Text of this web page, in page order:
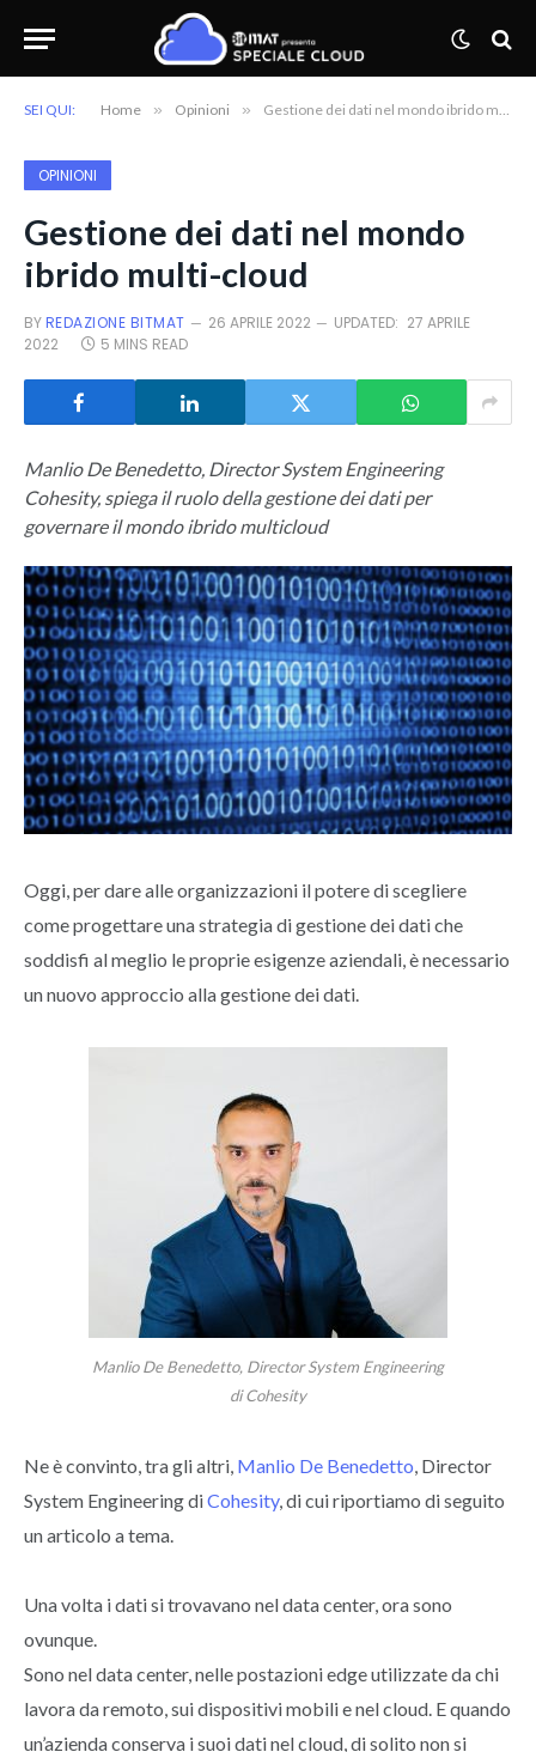
SEI QUI: Home » Opinioni » Gestione dei dati nel mondo ibrido multi-cloud
OPINIONI
Gestione dei dati nel mondo
ibrido multi-cloud
BYREDAZIONE BITMAT 26 APRILE 2022 UPDATED: 27 APRILE
2022
5 MINS READ
Manlio De Benedetto, Director System Engineering
Cohesity, spiega il ruolo della gestione dei dati per
governare il mondo ibrido multicloud
Oggi, per dare alle organizzazioni il potere di scegliere
come progettare una strategia di gestione dei dati che
soddisfi al meglio le proprie esigenze aziendali, è necessario
un nuovo approccio alla gestione dei dati.
Manlio De Benedetto, Director System Engineering
di Cohesity
Ne è convinto, tra gli altri, Manlio De Benedetto , Director
System Engineering diCohesity, di cui riportiamo di seguito
un articolo a tema.
Una volta i dati si trovavano nel data center, ora sono
ovunque.
Sono nel data center, nelle postazioni edge utilizzate da chi
lavora da remoto, sui dispositivi mobili e nel cloud. E quando
un’azienda conserva i suoi dati nel cloud, di solito non si